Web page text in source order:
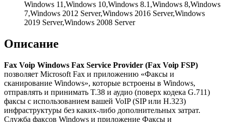
Windows 11,Windows 10,Windows 8.1,Windows 8,Windows
7,Windows 2012 Server,Windows 2016 Server,Windows
2019 Server,Windows 2008 Server
Описание
Fax Voip Windows Fax Service Provider (Fax Voip FSP)
позволяет Microsoft Fax и приложению «Факсы и
сканирование Windows», которые встроены в Windows,
отправлять и принимать T.38 и аудио (поверх кодека G.711)
факсы с использованием вашей VoIP (SIP или H.323)
инфраструктуры без каких-либо дополнительных затрат.
Служба факсов Windows и приложение Факсы и